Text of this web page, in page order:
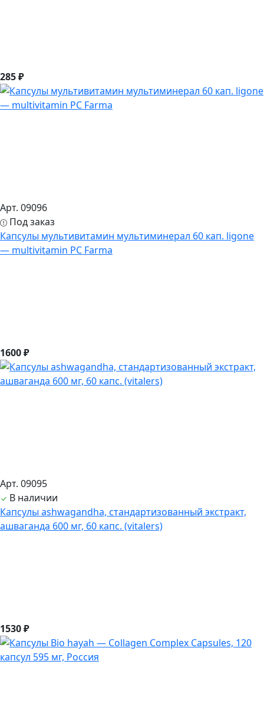
285 ₽
Арт. 09096
Под заказ
Капсулы мультивитамин мультиминерал 60 кап. ligone
— multivitamin PC Farma
1600 ₽
Арт. 09095
В наличии
Капсулы ashwagandha, стандартизованный экстракт,
ашвагандa 600 мг, 60 капс. (vitalers)
1530 ₽